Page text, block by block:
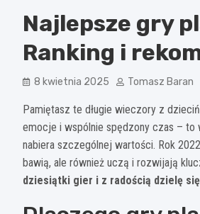
Najlepsze gry
Ranking i
8 kwietnia 2025 Tomasz Baran
Pamiętasz te długie wieczory z
emocje i wspólnie spędzony czas – to
nabiera szczególnej wartości. Rok
bawią, ale również uczą i rozwijają
dziesiątki gier i z radością dzielę